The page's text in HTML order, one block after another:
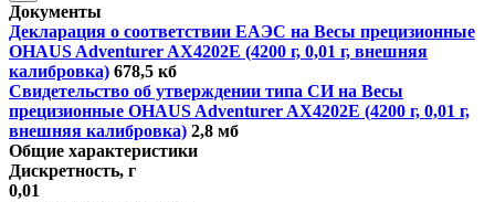
Документы
Декларация о соответствии ЕАЭС на Весы прецизионные
OHAUS Adventurer AX4202Е (4200 г, 0,01 г, внешняя
калибровка) 678,5 кб
Свидетельство об утверждении типа СИ на Весы
прецизионные OHAUS Adventurer AX4202Е (4200 г, 0,01 г,
внешняя калибровка) 2,8 мб
Общие характеристики
Дискретность, г
0,01